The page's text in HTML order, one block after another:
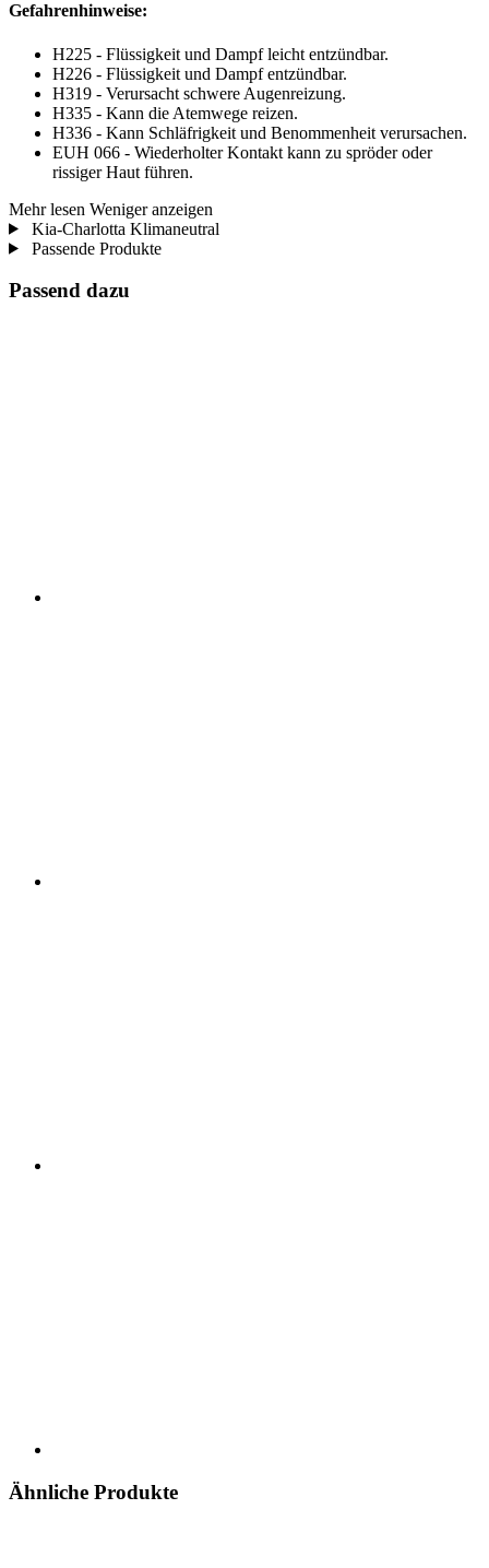
Gefahrenhinweise:
H225 - Flüssigkeit und Dampf leicht entzündbar.
H226 - Flüssigkeit und Dampf entzündbar.
H319 - Verursacht schwere Augenreizung.
H335 - Kann die Atemwege reizen.
H336 - Kann Schläfrigkeit und Benommenheit verursachen.
EUH 066 - Wiederholter Kontakt kann zu spröder oder
rissiger Haut führen.
Mehr lesen Weniger anzeigen
Kia-Charlotta Klimaneutral
Passende Produkte
Passend dazu
Ähnliche Produkte